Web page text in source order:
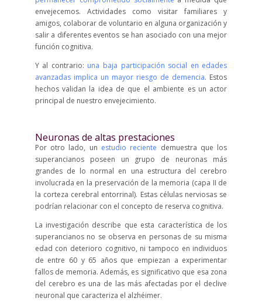
envejecemos. Actividades como visitar familiares y
amigos, colaborar de voluntario en alguna organización y
salir a diferentes eventos se han asociado con una mejor
función cognitiva.
Y al contrario: una baja participación social en edades
avanzadas implica un mayor riesgo de demencia. Estos
hechos validan la idea de que el ambiente es un actor
principal de nuestro envejecimiento.
Neuronas de altas prestaciones
Por otro lado, un estudio reciente demuestra que los
superancianos poseen un grupo de neuronas más
grandes de lo normal en una estructura del cerebro
involucrada en la preservación de la memoria (capa II de
la corteza cerebral entorrinal). Estas células nerviosas se
podrían relacionar con el concepto de reserva cognitiva.
La investigación describe que esta característica de los
superancianos no se observa en personas de su misma
edad con deterioro cognitivo, ni tampoco en individuos
de entre 60 y 65 años que empiezan a experimentar
fallos de memoria. Además, es significativo que esa zona
del cerebro es una de las más afectadas por el declive
neuronal que caracteriza el alzhéimer.